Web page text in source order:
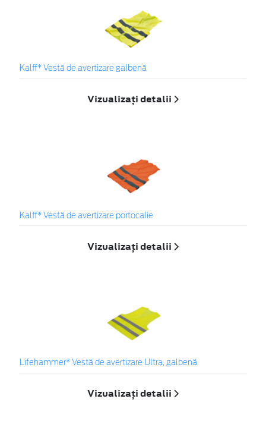
Kalff* Vestă de avertizare galbenă
Vizualizați detalii
Kalff* Vestă de avertizare portocalie
Vizualizați detalii
Lifehammer* Vestă de avertizare Ultra, galbenă
Vizualizați detalii